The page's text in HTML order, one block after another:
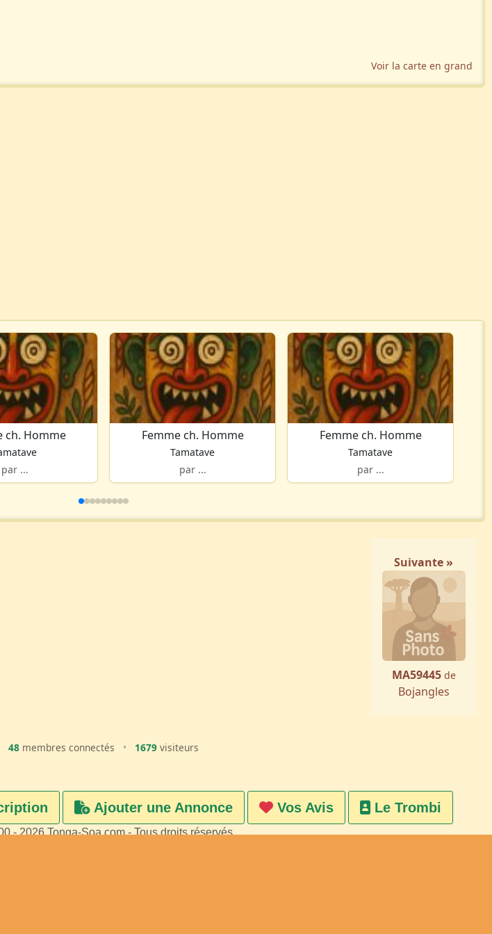
Voir la carte en grand
ch. Homme
par ...
Femme ch. Homme
Tamatave
par ...
Femme ch. Homme
Tamatave
par ...
Suivante »
MA59445 de
Bojangles
48 membres connectés • 1679 visiteurs
Ajouter une Annonce Vos Avis Le Trombi
- 2026 Tonga-Soa.com - Tous droits réservés